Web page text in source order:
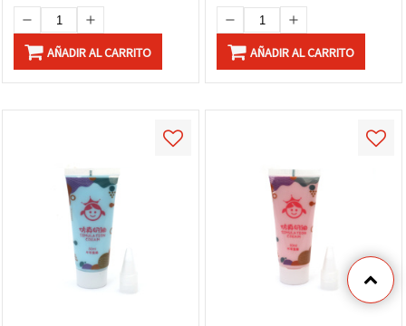
AÑADIR AL CARRITO AÑADIR AL CARRITO